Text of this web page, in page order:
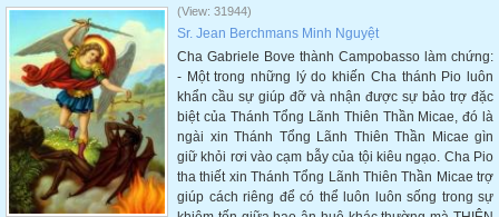
(View: 31944)
Sr. Jean Berchmans Minh Nguyệt
Cha Gabriele Bove thành Campobasso làm chứng:
- Một trong những lý do khiến Cha thánh Pio luôn
khẩn cầu sự giúp đỡ và nhận được sự bảo trợ đặc
biệt của Thánh Tổng Lãnh Thiên Thần Micae, đó là
ngài xin Thánh Tổng Lãnh Thiên Thần Micae gìn
giữ khỏi rơi vào cạm bẫy của tội kiêu ngạo. Cha Pio
tha thiết xin Thánh Tổng Lãnh Thiên Thần Micae trợ
giúp cách riêng để có thể luôn luôn sống trong sự